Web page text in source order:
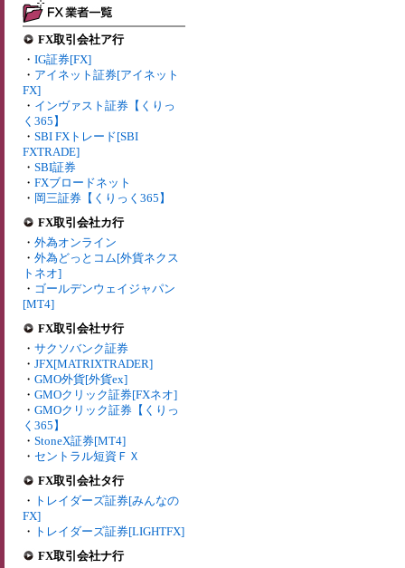
FX取引会社ア行
・ IG証券[FX]
・ アイネット証券[アイネット
FX]
・ インヴァスト証券【くりっ
く365】
・ SBI FXトレード[SBI
FXTRADE]
・ SBI証券
・ FXブロードネット
・ 岡三証券【くりっく365】
FX取引会社カ行
・ 外為オンライン
・ 外為どっとコム[外貨ネクス
トネオ]
・ ゴールデンウェイジャパン
[MT4]
FX取引会社サ行
・ サクソバンク証券
・ JFX[MATRIXTRADER]
・ GMO外貨[外貨ex]
・ GMOクリック証券[FXネオ]
・ GMOクリック証券【くりっ
く365】
・ StoneX証券[MT4]
・ セントラル短資ＦＸ
FX取引会社タ行
・ トレイダーズ証券[みんなの
FX]
・ トレイダーズ証券[LIGHTFX]
FX取引会社ナ行